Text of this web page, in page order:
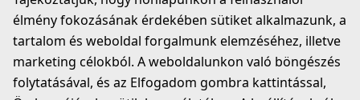
élmény fokozásának érdekében sütiket alkalmazunk, a
tartalom és weboldal forgalmunk elemzéséhez, illetve
marketing célokból. A weboldalunkon való böngészés
folytatásával, és az Elfogadom gombra kattintással,